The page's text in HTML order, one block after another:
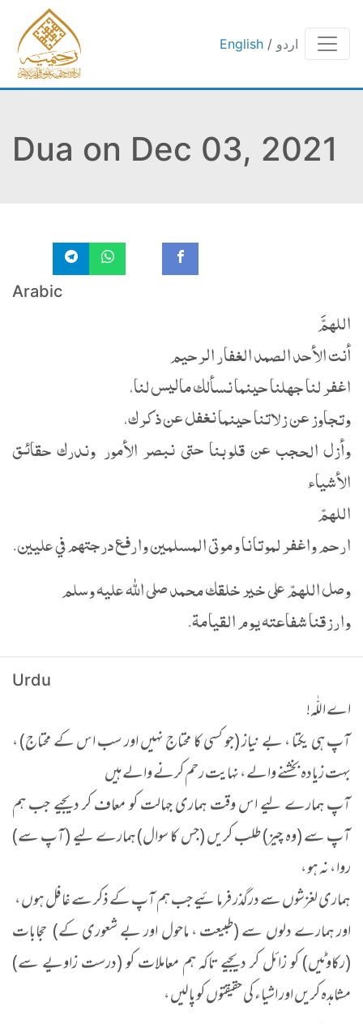
English / اردو
Dua on Dec 03, 2021
Arabic
اللهمَّ
أنت الأحد الصمد الغفار الرحيم
اغفر لنا جهلنا حينما نسألك ماليس لنا،
وتجاوز عن زلاتنا حينما نغفل عن ذكرك،
وأزل الحجب عن قلوبنا حتى نبصر الأمور وندرك حقائق
الأشياء
اللهمّ
ارحم واغفر لموتانا وموتى المسلمين وارفع درجتهم في عليين.
وصل اللهمّ على خير خلقك محمد صلى الله عليه وسلم
وارزقنا شفاعته يوم القيامة.
Urdu
اے اللّٰہ!
آپ ہی یکتا ، بے نیاز (جو کسی کا محتاج نہیں اور سب اس کے محتاج) ،
بہت زیادہ بخشنے والے ، نہایت رحم کرنے والے ہیں
آپ ہمارے لیے اس وقت ہماری جہالت کو معاف کر دیجیے جب ہم
آپ سے (وہ چیز) طلب کریں (جس کا سوال) ہمارے لیے (آپ سے)
روا ، نہ ہو ،
ہماری لغزشوں سے درگذر فرمائیے جب ہم آپ کے ذکر سے غافل ہوں ،
اور ہمارے دلوں سے (طبیعت ، ماحول اور بے شعوری کے) حجابات
(رکاوٹیں) کو زائل کر دیجیے تاکہ ہم معاملات کو (درست زاویے سے)
مشاہدہ کریں اور اشیاء کی حقیقتوں کو پالیں ،